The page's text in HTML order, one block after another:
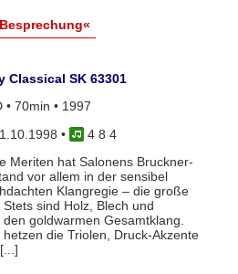
Classical SK 63301
• 70min • 1997
•
4 8 4
Meriten hat Salonens Bruckner-
vor allem in der sensibel
Klangregie – die große
sind Holz, Blech und
goldwarmen Gesamtklang.
die Triolen, Druck-Akzente